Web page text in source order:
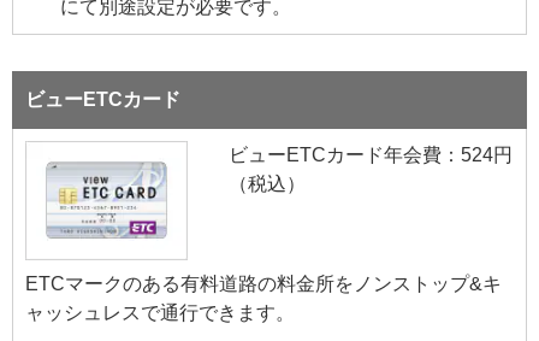
にて別途設定が必要です。
ビューETCカード
ビューETCカード年会費：524円
（税込）
ETCマークのある有料道路の料金所をノンストップ&キ
ャッシュレスで通行できます。